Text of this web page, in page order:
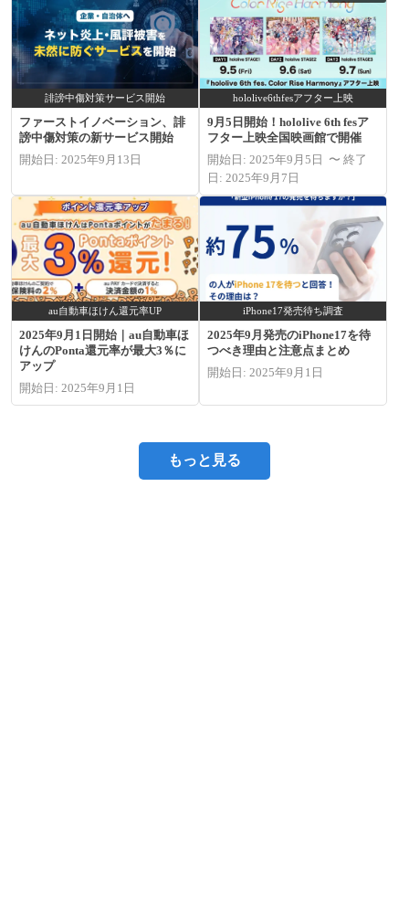
誹謗中傷対策サービス開始
ファーストイノベーション、誹
謗中傷対策の新サービス開始
開始日: 2025年9月13日
hololive6thfesアフター上映
9月5日開始！hololive 6th fesア
フター上映全国映画館で開催
開始日: 2025年9月5日 〜 終了
日: 2025年9月7日
au自動車ほけん還元率UP
2025年9月1日開始｜au自動車ほ
けんのPonta還元率が最大3％に
アップ
開始日: 2025年9月1日
iPhone17発売待ち調査
2025年9月発売のiPhone17を待
つべき理由と注意点まとめ
開始日: 2025年9月1日
もっと見る